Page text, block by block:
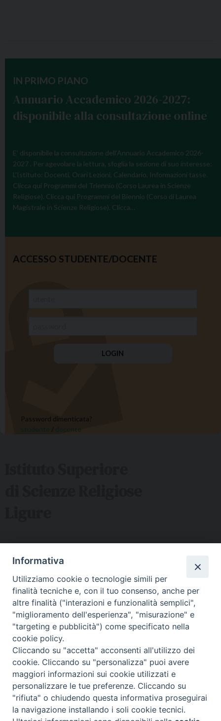
IN PRIMO PIANO
Annuario Accademico 2026-2027:
disponibile alla consultazione online
E’ disponibile la consultazione dell’Annuario Accademico 2026-
2027 . Per agevolare la lettura, sfoglia la sezione di suo interesse:
L’Istituto: Docenti, Orari Lezioni, Calendario, Informazioni tasse.
Clicca qui Programmi del Triennio (Corso Laurea in Scienze
Religiose). Clicca qui Programmi del Biennio (Corso di Laurea
Magistrale in Scienze Religiose). Clicca…
ACCESSO STUDENTE/DOCENTE
Password dimenticata?
studente / docente
via Serra 6c Genova - tel 010.5530657 - mail:
issr@diocesi.genova.it
Polo Didattico FAD Albenga
Via G. Galilei 36 Albenga (SV) - tel 334 5716127 – mail:
issralbenga@gmail.com
Polo Didattico FAD La Spezia
Via Malaspina n 1 La Spezia - tel e fax 0187 735485 mail:
segreteriaissrsp@libero.it
Informativa
Utilizziamo cookie o tecnologie simili per
finalità tecniche e, con il tuo consenso, anche per
altre finalità ("interazioni e funzionalità semplici",
"miglioramento dell'esperienza", "misurazione" e
"targeting e pubblicità") come specificato nella
cookie policy.
Cliccando su "accetta" acconsenti all'utilizzo dei
cookie. Cliccando su "personalizza" puoi avere
maggiori informazioni sui cookie utilizzati e
personalizzare le tue preferenze. Cliccando su
"rifiuta" o chiudendo questa informativa proseguirai
la navigazione installando i soli cookie tecnici.